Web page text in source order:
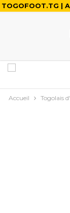
TOGOFOOT.TG |
Accueil Togolais